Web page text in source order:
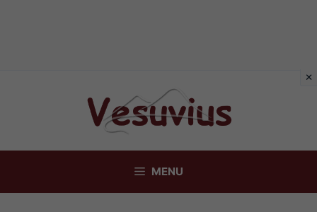
MENU